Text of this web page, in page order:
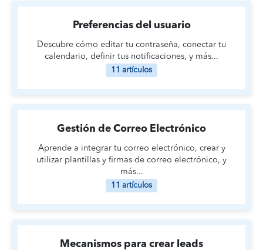
Preferencias del usuario
Descubre cómo editar tu contraseña, conectar tu
calendario, definir tus notificaciones, y más...
11 artículos
Gestión de Correo Electrónico
Aprende a integrar tu correo electrónico, crear y
utilizar plantillas y firmas de correo electrónico, y
más...
11 artículos
Mecanismos para crear leads